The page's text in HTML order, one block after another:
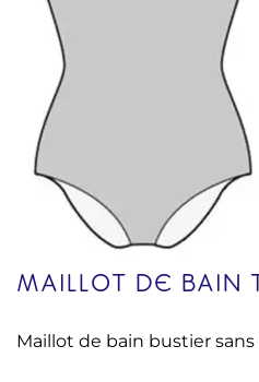
MAILLOT DE BAIN
Maillot de bain bustier